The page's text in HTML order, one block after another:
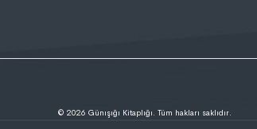
© 2026 Günışığı Kitaplığı. Tüm hakları saklıdır.